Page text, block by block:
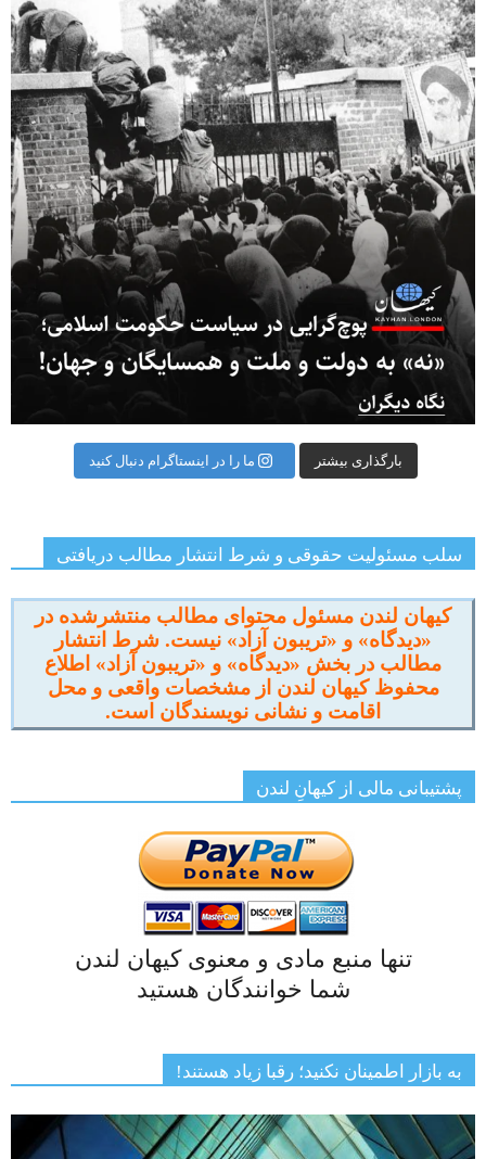
بارگذاری بیشتر ما را در اینستاگرام دنبال کنید
سلب مسئولیت حقوقی و شرط انتشار مطالب دریافتی
کیهان لندن مسئول محتوای مطالب منتشرشده در
«دیدگاه» و «تریبون آزاد» نیست. شرط انتشار
مطالب در بخش «دیدگاه» و «تریبون آزاد» اطلاع
محفوظ کیهان لندن از مشخصات واقعی و محل
اقامت و نشانی نویسندگان است.
پشتیبانی مالی از کیهانِ لندن
تنها منبع مادی و معنوی کیهان لندن
شما خوانندگان هستید
به بازار اطمینان نکنید؛ رقبا زیاد هستند!